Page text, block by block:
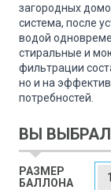
загородных
система, после
водой
стиральные и
фильтрации
но и на
потребностей.
ВЫ
arrow_drop_down
РАЗМЕР
БАЛЛОНА